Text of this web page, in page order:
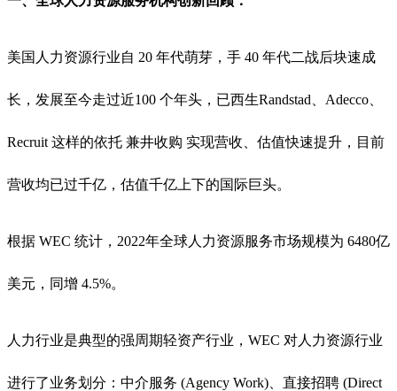
美国人力资源行业自 20 年代萌芽，手 40 年代二战后块速成
长，发展至今走过近100 个年头，已西生Randstad、Adecco、
Recruit 这样的依托 兼井收购 实现营收、估值快速提升，目前
营收均已过千亿，估值千亿上下的国际巨头。
根据 WEC 统计，2022年全球人力资源服务市场规模为 6480亿
美元，同增 4.5%。
人力行业是典型的强周期轻资产行业，WEC 对人力资源行业
进行了业务划分：中介服务 (Agency Work)、直接招聘 (Direct